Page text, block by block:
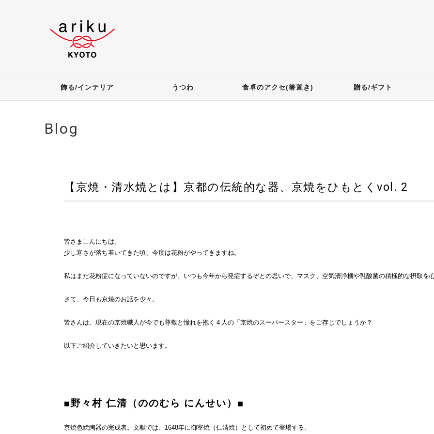
飾る/インテリア うつわ 食卓のアクセ(箸置き) 贈る/ギフト
Blog
【京焼・清水焼とは】京都の伝統的な器、京焼をひもとくvol. 2
皆さまこんにちは。
少し寒さが落ち着いてきた頃、今度は花粉がやってきますね。
私はまだ花粉症になっていないのですが、いつも今年から発症するぞとの思いで、マスク、空気清浄機や乳酸菌の積極的な摂取を
さて、今日も京焼のお話を少々。
皆さんは、現在の京焼職人が今でも尊敬と憧れを抱く４人の「京焼のスーパースター」をご存じでしょうか？
以下ご紹介していきたいと思います。
■野々村 仁清（ののむら にんせい）■
京焼色絵陶器の完成者。文献では、1648年に御室焼（仁清焼）として初めて登場する。